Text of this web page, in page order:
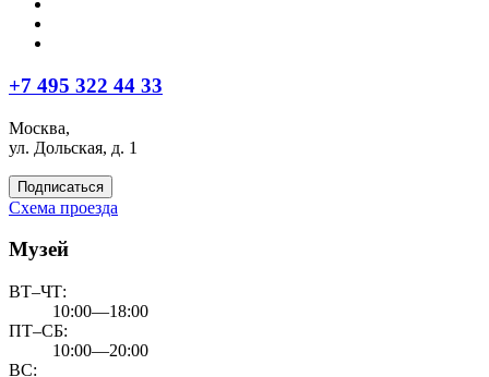
+7 495 322 44 33
Москва,
ул. Дольская, д. 1
Подписаться
Схема проезда
Музей
ВТ–ЧТ:
10:00—18:00
ПТ–СБ:
10:00—20:00
ВС: